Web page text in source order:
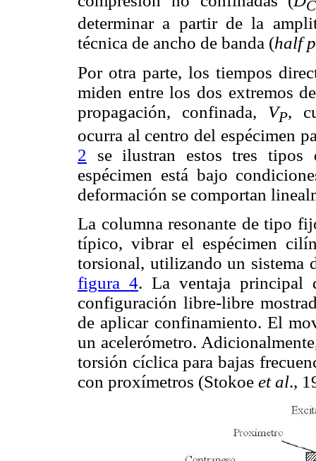
determinar a partir de la
técnica de ancho de banda (half
Por otra parte, los tiempos
miden entre los dos extremos
propagación, confinada, VP,
ocurra al centro del espécimen
2 se ilustran estos tres tipos
espécimen está bajo
deformación se comportan
La columna resonante de tipo
típico, vibrar el espécimen
torsional, utilizando un sistema
figura 4. La ventaja principal
configuración libre-libre
de aplicar confinamiento. El
un acelerómetro.
torsión cíclica para bajas
con proxímetros (Stokoe et al.,